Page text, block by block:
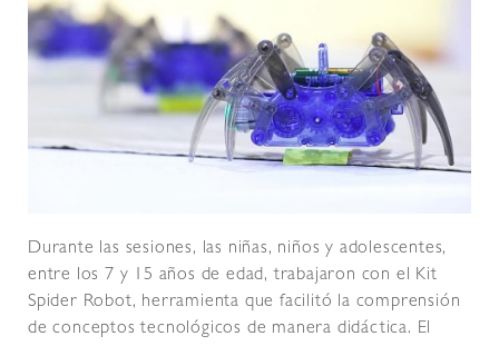
Durante las sesiones, las niñas, niños y adolescentes,
entre los 7 y 15 años de edad, trabajaron con el Kit
Spider Robot, herramienta que facilitó la comprensión
de conceptos tecnológicos de manera didáctica. El